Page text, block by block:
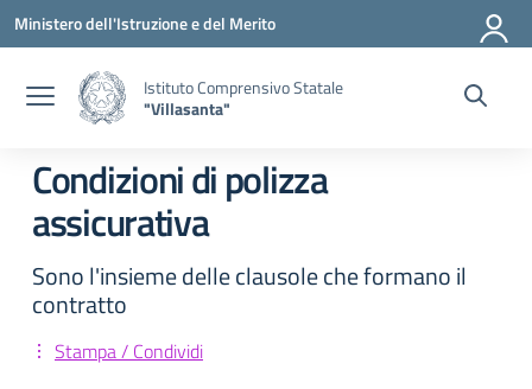
Vai ai contenuti
Vai al menu di navigazione
Vai al footer
Ministero dell'Istruzione e del Merito
Istituto Comprensivo Statale
"Villasanta"
Condizioni di polizza
assicurativa
Sono l'insieme delle clausole che formano il
contratto
Stampa / Condividi